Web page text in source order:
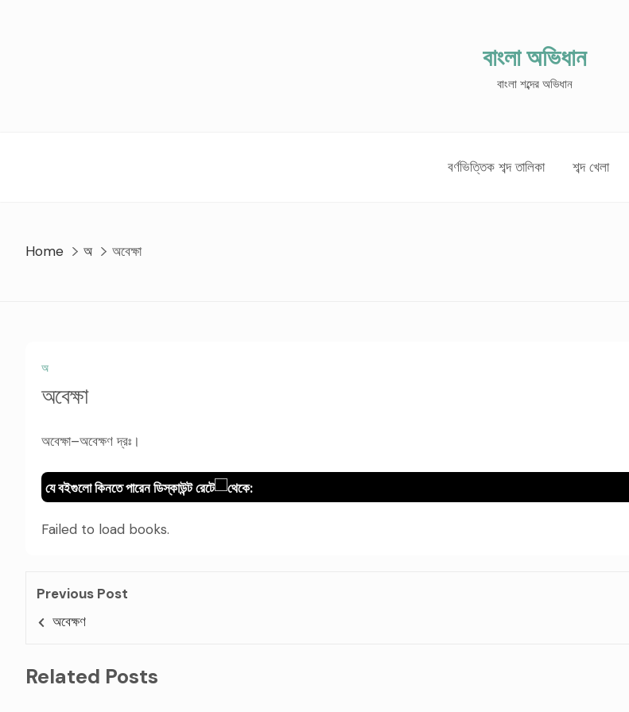
বাংলা অভিধান
বাংলা শব্দের অভিধান
বর্ণভিত্তিক শব্দ তালিকা শব্দ খেলা
Home অ অবেক্ষা
অ
অবেক্ষা
অবেক্ষা–অবেক্ষণ দ্রঃ।
যে বইগুলো কিনতে পারেন ডিস্কাউন্ট রেটে থেকে:
Failed to load books.
Previous Post
অবেক্ষণ
Related Posts